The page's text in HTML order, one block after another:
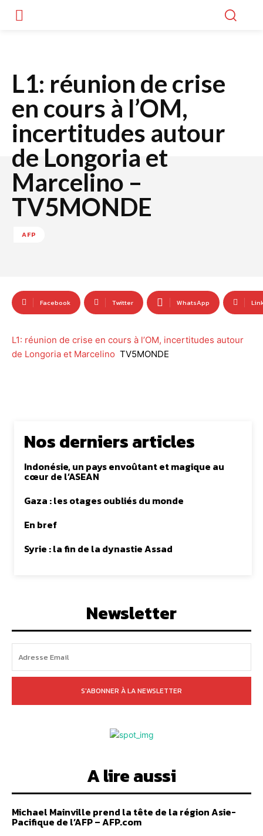
L1: réunion de crise
en cours à l’OM,
incertitudes autour
de Longoria et
Marcelino –
TV5MONDE
AFP
Facebook Twitter WhatsApp
L1: réunion de crise en cours à l’OM, incertitudes autour
de Longoria et Marcelino TV5MONDE
Nos derniers articles
Indonésie, un pays envoûtant et magique au
cœur de l’ASEAN
Gaza : les otages oubliés du monde
En bref
Syrie : la fin de la dynastie Assad
Newsletter
S'ABONNER À LA NEWSLETTER
A lire aussi
Michael Mainville prend la tête de la région Asie-
Pacifique de l’AFP – AFP.com